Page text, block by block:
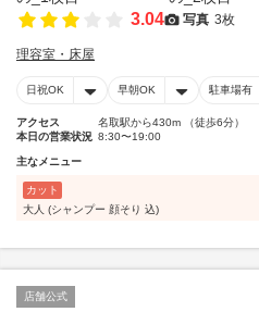
3.04 写真 3枚
理容室・床屋
日祝OK 早朝OK 駐車場有
アクセス
名取駅から430m （徒歩6分）
本日の営業状況 8:30〜19:00
主なメニュー
カット
大人 (シャンプー 顔そり 込)
店舗公式